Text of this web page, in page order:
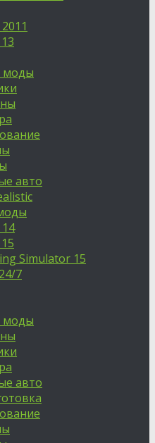
моды
авто
Simulator 15
7
моды
авто